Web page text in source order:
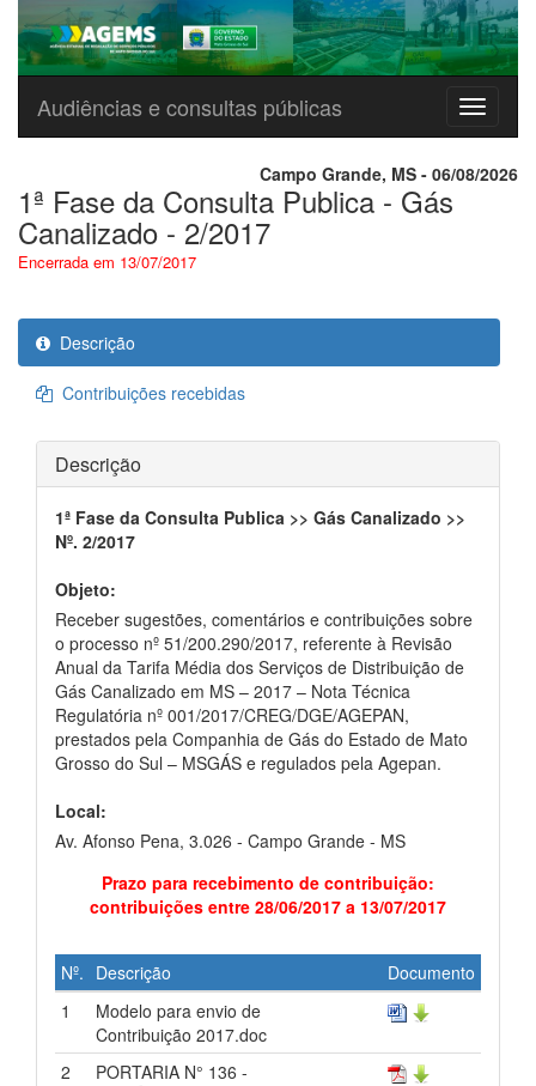
Menu
Audiências e consultas públicas
Campo Grande, MS - 06/08/2026
1ª Fase da Consulta Publica - Gás
Canalizado - 2/2017
Encerrada em 13/07/2017
Descrição
Contribuições recebidas
Descrição
1ª Fase da Consulta Publica >> Gás Canalizado >>
Nº. 2/2017
Objeto:
Receber sugestões, comentários e contribuições sobre
o processo nº 51/200.290/2017, referente à Revisão
Anual da Tarifa Média dos Serviços de Distribuição de
Gás Canalizado em MS – 2017 – Nota Técnica
Regulatória nº 001/2017/CREG/DGE/AGEPAN,
prestados pela Companhia de Gás do Estado de Mato
Grosso do Sul – MSGÁS e regulados pela Agepan.
Local:
Av. Afonso Pena, 3.026 - Campo Grande - MS
Prazo para recebimento de contribuição:
contribuições entre 28/06/2017 a 13/07/2017
Nº. Descrição
Documento
1
Modelo para envio de
Contribuição 2017.doc
2
PORTARIA N° 136 -